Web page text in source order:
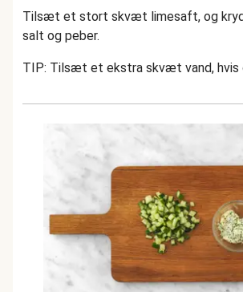
Tilsæt et stort skvæt limesaft, og
salt og peber.
TIP: Tilsæt et ekstra skvæt vand, hvis